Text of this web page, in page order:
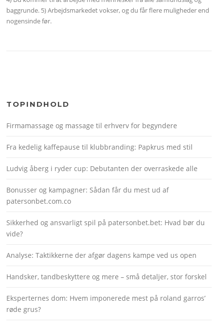
baggrunde. 5) Arbejdsmarkedet vokser, og du får flere muligheder end
nogensinde før.
TOPINDHOLD
Firmamassage og massage til erhverv for begyndere
Fra kedelig kaffepause til klubbranding: Papkrus med stil
Ludvig åberg i ryder cup: Debutanten der overraskede alle
Bonusser og kampagner: Sådan får du mest ud af
patersonbet.com.co
Sikkerhed og ansvarligt spil på patersonbet.bet: Hvad bør du
vide?
Analyse: Taktikkerne der afgør dagens kampe ved us open
Handsker, tandbeskyttere og mere – små detaljer, stor forskel
Eksperternes dom: Hvem imponerede mest på roland garros’
røde grus?